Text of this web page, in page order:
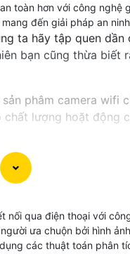
toàn hơn với công
đến giải pháp an
ta hãy tập quen
bạn cũng thừa biết
phâm camera
lượng hoặt động
hiệu top 10
tuyệt đối an ninh.
ấn tượng sản xuất
nối qua điện thoại với
ưa chuộn bởi hình
các thuật toán phân